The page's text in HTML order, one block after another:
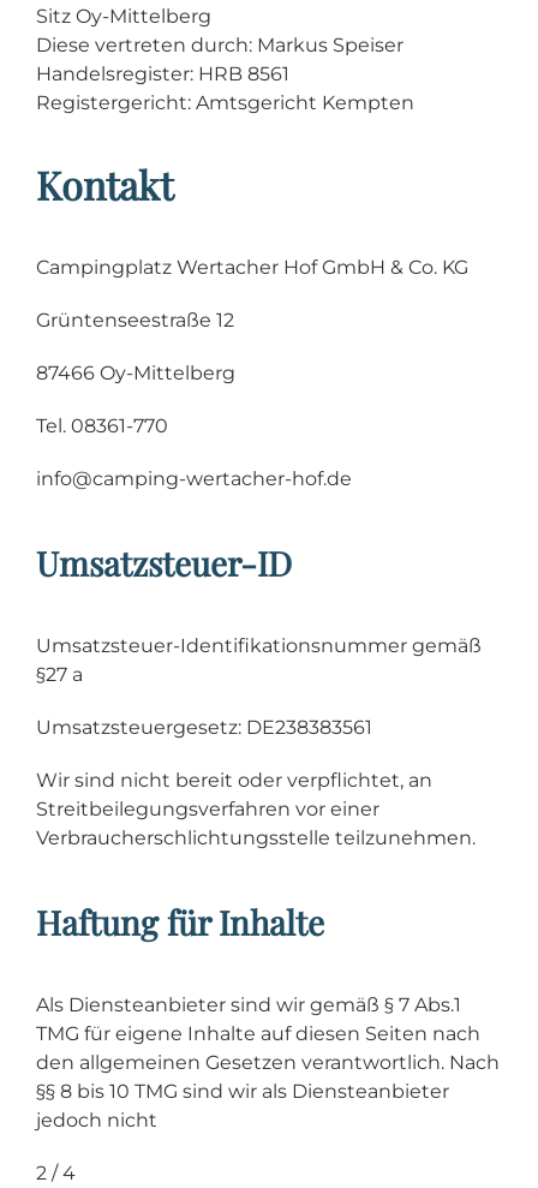
Sitz Oy-Mittelberg
Diese vertreten durch: Markus Speiser
Handelsregister: HRB 8561
Registergericht: Amtsgericht Kempten
Kontakt
Campingplatz Wertacher Hof GmbH & Co. KG
Grüntenseestraße 12
87466 Oy-Mittelberg
Tel. 08361-770
info@camping-wertacher-hof.de
Umsatzsteuer-ID
Umsatzsteuer-Identifikationsnummer gemäß
§27 a
Umsatzsteuergesetz: DE238383561
Wir sind nicht bereit oder verpflichtet, an
Streitbeilegungsverfahren vor einer
Verbraucherschlichtungsstelle teilzunehmen.
Haftung für Inhalte
Als Diensteanbieter sind wir gemäß § 7 Abs.1
TMG für eigene Inhalte auf diesen Seiten nach
den allgemeinen Gesetzen verantwortlich. Nach
§§ 8 bis 10 TMG sind wir als Diensteanbieter
jedoch nicht
2 / 4